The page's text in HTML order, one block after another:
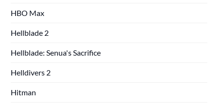
HBO Max
Hellblade 2
Hellblade: Senua's Sacrifice
Helldivers 2
Hitman